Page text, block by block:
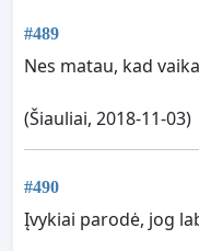
#489
Nes matau, kad
(Šiauliai, 2018-11-03)
#490
Įvykiai parodė, jog